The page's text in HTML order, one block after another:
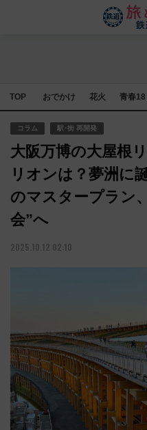
TOP おでかけ 花火 青春
コラム 駅･街 再開発
大阪万博の大屋根
リオンは？夢洲に
のマスタープラン
会”へ
2025.10.12 02:10